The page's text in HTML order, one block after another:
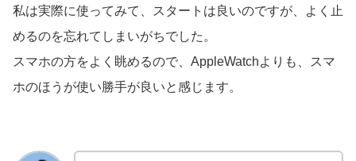
私は実際に使ってみて、スタートは良いのですが、よく止
めるのを忘れてしまいがちでした。
スマホの方をよく眺めるので、AppleWatchよりも、スマ
ホのほうが使い勝手が良いと感じます。